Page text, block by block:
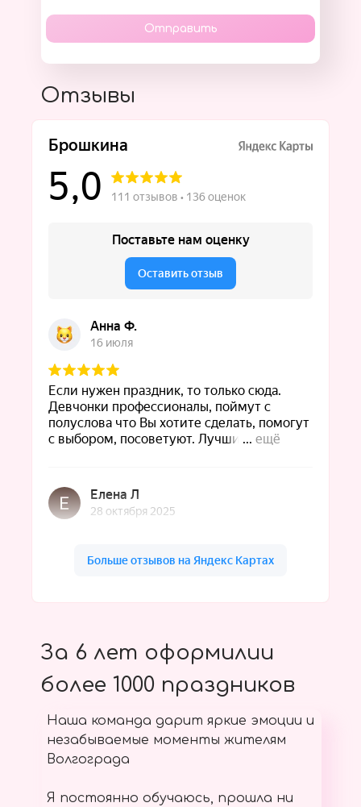
Отправить
Отзывы
За 6 лет оформилии
более 1000 праздников
Наша команда дарит яркие эмоции и
незабываемые моменты жителям
Волгограда
Я постоянно обучаюсь, прошла ни